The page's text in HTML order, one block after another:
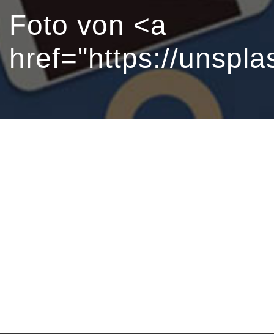
Foto von <a
href="https://